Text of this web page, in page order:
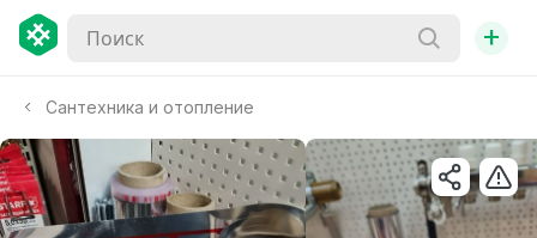
+
Сантехника и отопление